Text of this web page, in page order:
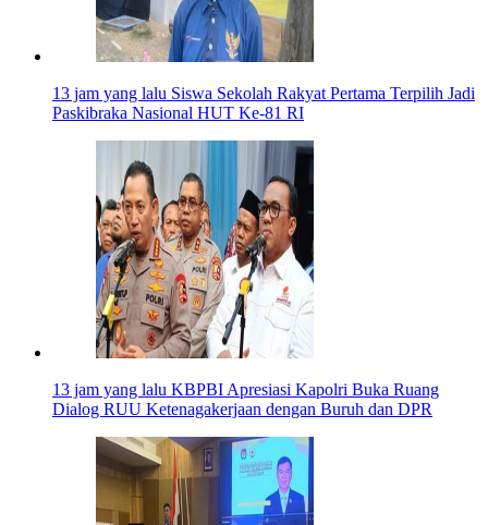
13 jam yang lalu Siswa Sekolah Rakyat Pertama Terpilih Jadi
Paskibraka Nasional HUT Ke-81 RI
13 jam yang lalu KBPBI Apresiasi Kapolri Buka Ruang
Dialog RUU Ketenagakerjaan dengan Buruh dan DPR